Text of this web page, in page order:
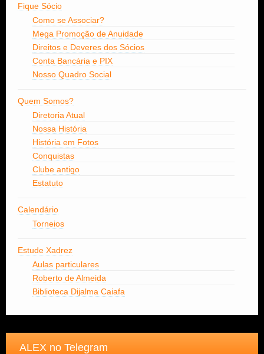
Fique Sócio
Como se Associar?
Mega Promoção de Anuidade
Direitos e Deveres dos Sócios
Conta Bancária e PIX
Nosso Quadro Social
Quem Somos?
Diretoria Atual
Nossa História
História em Fotos
Conquistas
Clube antigo
Estatuto
Calendário
Torneios
Estude Xadrez
Aulas particulares
Roberto de Almeida
Biblioteca Dijalma Caiafa
ALEX no Telegram